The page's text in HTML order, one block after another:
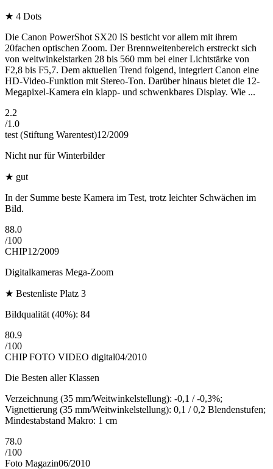
★ 4 Dots
Die Canon PowerShot SX20 IS besticht vor allem mit ihrem
20fachen optischen Zoom. Der Brennweitenbereich erstreckt sich
von weitwinkelstarken 28 bis 560 mm bei einer Lichtstärke von
F2,8 bis F5,7. Dem aktuellen Trend folgend, integriert Canon eine
HD-Video-Funktion mit Stereo-Ton. Darüber hinaus bietet die 12-
Megapixel-Kamera ein klapp- und schwenkbares Display. Wie ...
2.2
/1.0
test (Stiftung Warentest)12/2009
Nicht nur für Winterbilder
★ gut
In der Summe beste Kamera im Test, trotz leichter Schwächen im
Bild.
88.0
/100
CHIP12/2009
Digitalkameras Mega-Zoom
★ Bestenliste Platz 3
Bildqualität (40%): 84
80.9
/100
CHIP FOTO VIDEO digital04/2010
Die Besten aller Klassen
Verzeichnung (35 mm/Weitwinkelstellung): -0,1 / -0,3%;
Vignettierung (35 mm/Weitwinkelstellung): 0,1 / 0,2 Blendenstufen;
Mindestabstand Makro: 1 cm
78.0
/100
Foto Magazin06/2010